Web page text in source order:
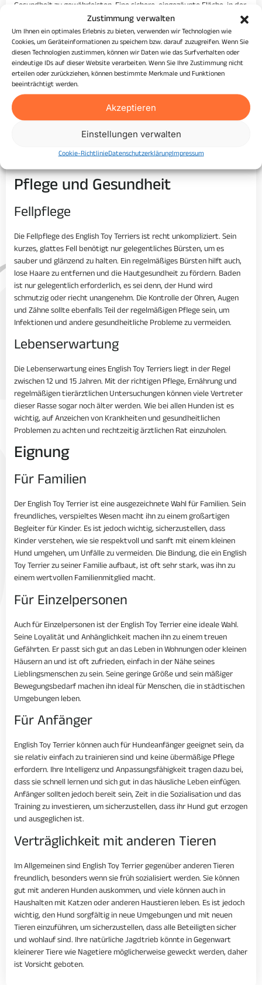
Zustimmung verwalten
Um Ihnen ein optimales Erlebnis zu bieten, verwenden wir Technologien wie
Cookies, um Geräteinformationen zu speichern bzw. darauf zuzugreifen. Wenn Sie
diesen Technologien zustimmen, können wir Daten wie das Surfverhalten oder
eindeutige IDs auf dieser Website verarbeiten. Wenn Sie Ihre Zustimmung nicht
erteilen oder zurückziehen, können bestimmte Merkmale und Funktionen
beeinträchtigt werden.
Akzeptieren
Einstellungen verwalten
Cookie-RichtlinieDatenschutzerklärungImpressum
Gesundheit zu gewährleisten. Eine sichere, eingezäunte Fläche, in der
der Hund frei herumlaufen kann, wäre ideal. Agility-Training und
andere Hundesportarten sind ebenfalls gut geeignet, um diesen
aktiven Hund auszulasten.
Besondere Anforderungen
English Toy Terrier haben keine besonderen Anforderungen, die über
das hinausgehen, was man von einem aktiven Begleithund erwarten
würde. Sie benötigen eine gute Ernährung, regelmäßige tierärztliche
Besitzern. Es ist wichtig, ihre energiegeladenen und neugierigen
Naturen zu berücksichtigen, um ihnen ein erfülltes und gesundes
Pflege und Gesundheit
Fellpflege
Die Fellpflege des English Toy Terriers ist recht unkompliziert. Sein
kurzes, glattes Fell benötigt nur gelegentliches Bürsten, um es
sauber und glänzend zu halten. Ein regelmäßiges Bürsten hilft auch,
lose Haare zu entfernen und die Hautgesundheit zu fördern. Baden
ist nur gelegentlich erforderlich, es sei denn, der Hund wird
schmutzig oder riecht unangenehm. Die Kontrolle der Ohren, Augen
und Zähne sollte ebenfalls Teil der regelmäßigen Pflege sein, um
Infektionen und andere gesundheitliche Probleme zu vermeiden.
Lebenserwartung
Die Lebenserwartung eines English Toy Terriers liegt in der Regel
zwischen 12 und 15 Jahren. Mit der richtigen Pflege, Ernährung und
regelmäßigen tierärztlichen Untersuchungen können viele Vertreter
dieser Rasse sogar noch älter werden. Wie bei allen Hunden ist es
wichtig, auf Anzeichen von Krankheiten und gesundheitlichen
Problemen zu achten und rechtzeitig ärztlichen Rat einzuholen.
Eignung
Für Familien
Der English Toy Terrier ist eine ausgezeichnete Wahl für Familien. Sein
freundliches, verspieltes Wesen macht ihn zu einem großartigen
Begleiter für Kinder. Es ist jedoch wichtig, sicherzustellen, dass
Kinder verstehen, wie sie respektvoll und sanft mit einem kleinen
Hund umgehen, um Unfälle zu vermeiden. Die Bindung, die ein English
Toy Terrier zu seiner Familie aufbaut, ist oft sehr stark, was ihn zu
einem wertvollen Familienmitglied macht.
Für Einzelpersonen
Auch für Einzelpersonen ist der English Toy Terrier eine ideale Wahl.
Seine Loyalität und Anhänglichkeit machen ihn zu einem treuen
Gefährten. Er passt sich gut an das Leben in Wohnungen oder kleinen
Häusern an und ist oft zufrieden, einfach in der Nähe seines
Lieblingsmenschen zu sein. Seine geringe Größe und sein mäßiger
Bewegungsbedarf machen ihn ideal für Menschen, die in städtischen
Umgebungen leben.
Für Anfänger
English Toy Terrier können auch für Hundeanfänger geeignet sein, da
sie relativ einfach zu trainieren sind und keine übermäßige Pflege
erfordern. Ihre Intelligenz und Anpassungsfähigkeit tragen dazu bei,
dass sie schnell lernen und sich gut in das häusliche Leben einfügen.
Anfänger sollten jedoch bereit sein, Zeit in die Sozialisation und das
Training zu investieren, um sicherzustellen, dass ihr Hund gut erzogen
und ausgeglichen ist.
Verträglichkeit mit anderen Tieren
Im Allgemeinen sind English Toy Terrier gegenüber anderen Tieren
freundlich, besonders wenn sie früh sozialisiert werden. Sie können
gut mit anderen Hunden auskommen, und viele können auch in
Haushalten mit Katzen oder anderen Haustieren leben. Es ist jedoch
wichtig, den Hund sorgfältig in neue Umgebungen und mit neuen
Tieren einzuführen, um sicherzustellen, dass alle Beteiligten sicher
und wohlauf sind. Ihre natürliche Jagdtrieb könnte in Gegenwart
kleinerer Tiere wie Nagetiere möglicherweise geweckt werden, daher
ist Vorsicht geboten.